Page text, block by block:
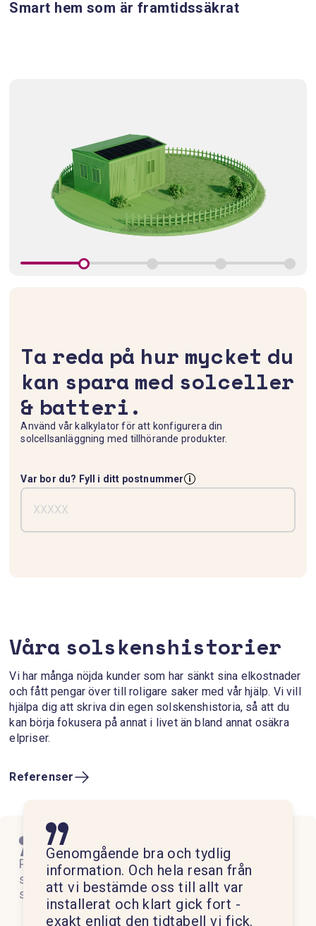
Smart hem som är framtidssäkrat
Ta reda på hur mycket du
kan spara med solceller
& batteri.
Använd vår kalkylator för att konfigurera din
solcellsanläggning med tillhörande produkter.
Var bor du? Fyll i ditt postnummer
e
e
n
s
a
r
V
ä
l
j
e
s
t
r
c
l
j
d
e
t
v
F
i
Genomgående bra och tydlig
information. Och hela resan från
att vi bestämde oss till allt var
installerat och klart gick fort -
exakt enligt den tidtabell vi fick.
Helheten! Höll vad man lovade,
dialogen och tydligheten, allt från
sälj till montage och
eftermarknad.
Från början till slut bara proffs!!
Snabb kundtjänst vid frågor. Ett
bra, trevligt företag att ha att göra
med.
Proffsigt och bra samarbete
samtidigt som jag fick både
solceller och elbilsladdare.
Våra solskenshistorier
Vi har många nöjda kunder som har sänkt sina elkostnader
och fått pengar över till roligare saker med vår hjälp. Vi vill
hjälpa dig att skriva din egen solskenshistoria, så att du
kan börja fokusera på annat i livet än bland annat osäkra
elpriser.
Referenser